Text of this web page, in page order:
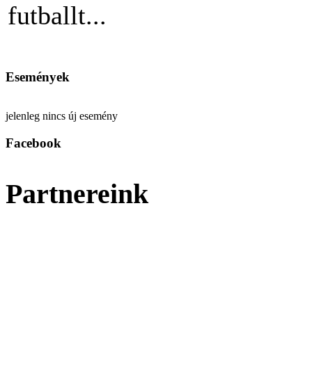
futballt...
Események
jelenleg nincs új esemény
Facebook
Partnereink